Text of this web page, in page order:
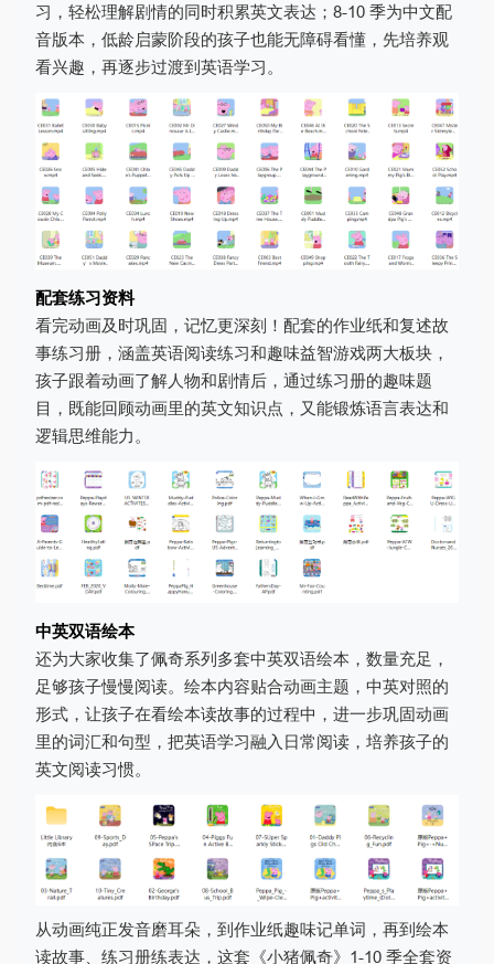
习，轻松理解剧情的同时积累英文表达；8-10 季为中文配
音版本，低龄启蒙阶段的孩子也能无障碍看懂，先培养观
看兴趣，再逐步过渡到英语学习。
配套练习资料
看完动画及时巩固，记忆更深刻！配套的作业纸和复述故
事练习册，涵盖英语阅读练习和趣味益智游戏两大板块，
孩子跟着动画了解人物和剧情后，通过练习册的趣味题
目，既能回顾动画里的英文知识点，又能锻炼语言表达和
逻辑思维能力。
中英双语绘本
还为大家收集了佩奇系列多套中英双语绘本，数量充足，
足够孩子慢慢阅读。绘本内容贴合动画主题，中英对照的
形式，让孩子在看绘本读故事的过程中，进一步巩固动画
里的词汇和句型，把英语学习融入日常阅读，培养孩子的
英文阅读习惯。
从动画纯正发音磨耳朵，到作业纸趣味记单词，再到绘本
读故事、练习册练表达，这套《小猪佩奇》1-10 季全套资